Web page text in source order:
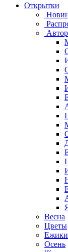
Открытки
Весна
Цветы
Ежики
Осень